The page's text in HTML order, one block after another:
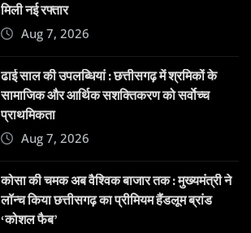
मिली नई रफ्तार
Aug 7, 2026
ढाई साल की उपलब्धियां : छत्तीसगढ़ में श्रमिकों के
सामाजिक और आर्थिक सशक्तिकरण को सर्वाेच्च
प्राथमिकता
Aug 7, 2026
कोसा की चमक अब वैश्विक बाजार तक : मुख्यमंत्री ने
लॉन्च किया छत्तीसगढ़ का प्रीमियम हैंडलूम ब्रांड
‘कोशल फैब’